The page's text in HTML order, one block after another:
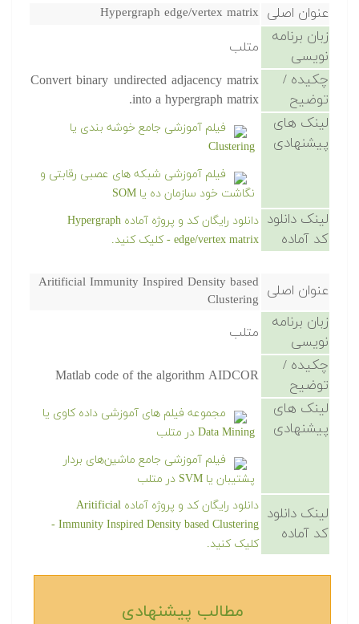
عنوان اصلی Hypergraph edge/vertex matrix
زبان برنامه
نویسی
متلب
چکیده /
توضیح
Convert binary undirected adjacency matrix
into a hypergraph matrix.
لینک های
پیشنهادی
فیلم آموزشی جامع خوشه بندی یا
Clustering
فیلم آموزشی شبکه های عصبی رقابتی و
نگاشت خود سازمان ده یا SOM
لینک دانلود
کد آماده
دانلود رایگان کد و پروژه آماده Hypergraph
edge/vertex matrix - کلیک کنید.
عنوان اصلی Aritificial Immunity Inspired Density based
Clustering
زبان برنامه
نویسی
متلب
چکیده /
توضیح
Matlab code of the algorithm AIDCOR
لینک های
پیشنهادی
مجموعه فیلم های آموزشی داده کاوی یا
Data Mining در متلب
فیلم آموزشی جامع ماشین‌های بردار
پشتیبان یا SVM در متلب
لینک دانلود
کد آماده
دانلود رایگان کد و پروژه آماده Aritificial
Immunity Inspired Density based Clustering -
کلیک کنید.
مطالب پیشنهادی‎